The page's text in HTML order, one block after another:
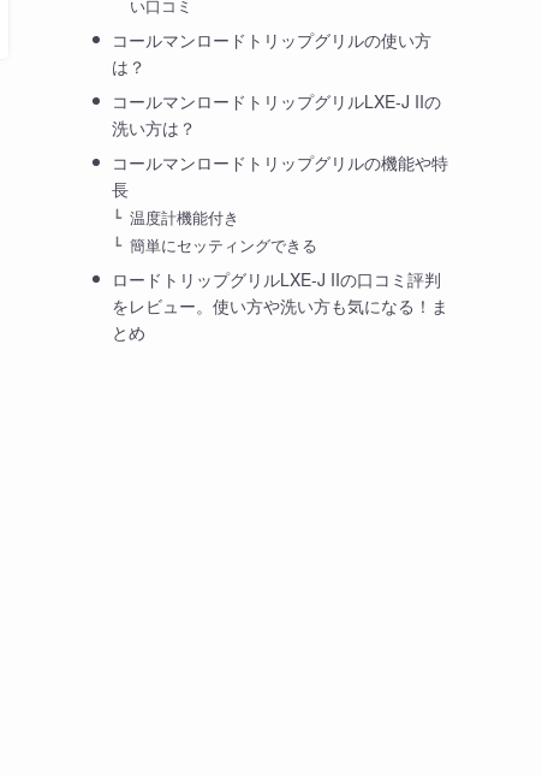
い口コミ
コールマンロードトリップグリルの使い方
は？
コールマンロードトリップグリルLXE-J IIの
洗い方は？
コールマンロードトリップグリルの機能や特
長
温度計機能付き
簡単にセッティングできる
ロードトリップグリルLXE-J IIの口コミ評判
をレビュー。使い方や洗い方も気になる！ま
とめ